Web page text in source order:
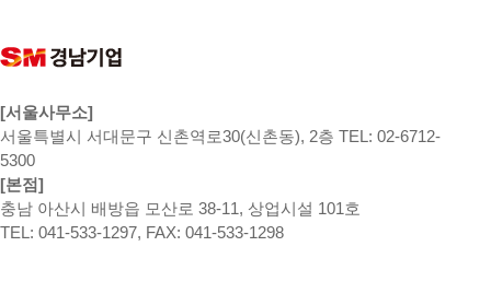
[서울사무소]
서울특별시 서대문구 신촌역로30(신촌동), 2층 TEL: 02-6712-
5300
[본점]
충남 아산시 배방읍 모산로 38-11, 상업시설 101호
TEL: 041-533-1297, FAX: 041-533-1298